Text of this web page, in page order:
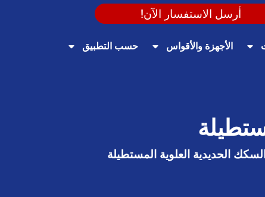
أرسل الاستفسار الآن!
الأجهزة والأقواس حسب التطبيق
الحديدية العلوية المستطيلة